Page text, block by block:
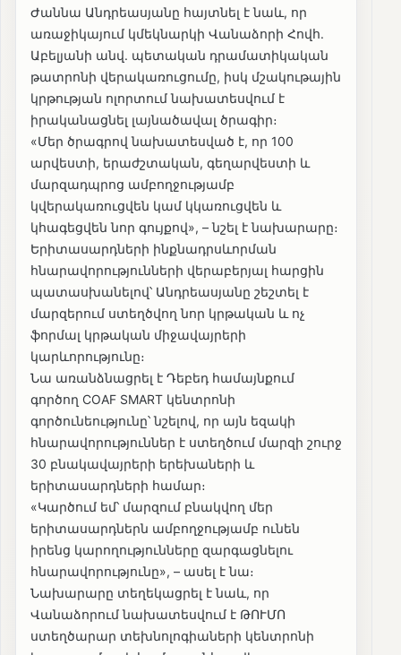
Ժաննա Անդրեասյանը հայտնել է նաև, որ
առաջիկայում կմեկնարկի Վանաձորի Հովհ.
Աբելյանի անվ. պետական դրամատիկական
թատրոնի վերակառուցումը, իսկ մշակութային
կրթության ոլորտում նախատեսվում է
իրականացնել լայնածավալ ծրագիր։
«Մեր ծրագրով նախատեսված է, որ 100
արվեստի, երաժշտական, գեղարվեստի և
մարզադպրոց ամբողջությամբ
կվերակառուցվեն կամ կկառուցվեն և
կհագեցվեն նոր գույքով», – նշել է նախարարը։
Երիտասարդների ինքնադրսևորման
հնարավորությունների վերաբերյալ հարցին
պատասխանելով՝ Անդրեասյանը շեշտել է
մարզերում ստեղծվող նոր կրթական և ոչ
ֆորմալ կրթական միջավայրերի
կարևորությունը։
Նա առանձնացրել է Դեբեդ համայնքում
գործող COAF SMART կենտրոնի
գործունեությունը՝ նշելով, որ այն եզակի
հնարավորություններ է ստեղծում մարզի շուրջ
30 բնակավայրերի երեխաների և
երիտասարդների համար։
«Կարծում եմ՝ մարզում բնակվող մեր
երիտասարդներն ամբողջությամբ ունեն
իրենց կարողությունները զարգացնելու
հնարավորությունը», – ասել է նա։
Նախարարը տեղեկացրել է նաև, որ
Վանաձորում նախատեսվում է ԹՈՒՄՈ
ստեղծարար տեխնոլոգիաների կենտրոնի